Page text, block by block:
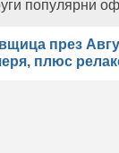
популярни
през
плюс